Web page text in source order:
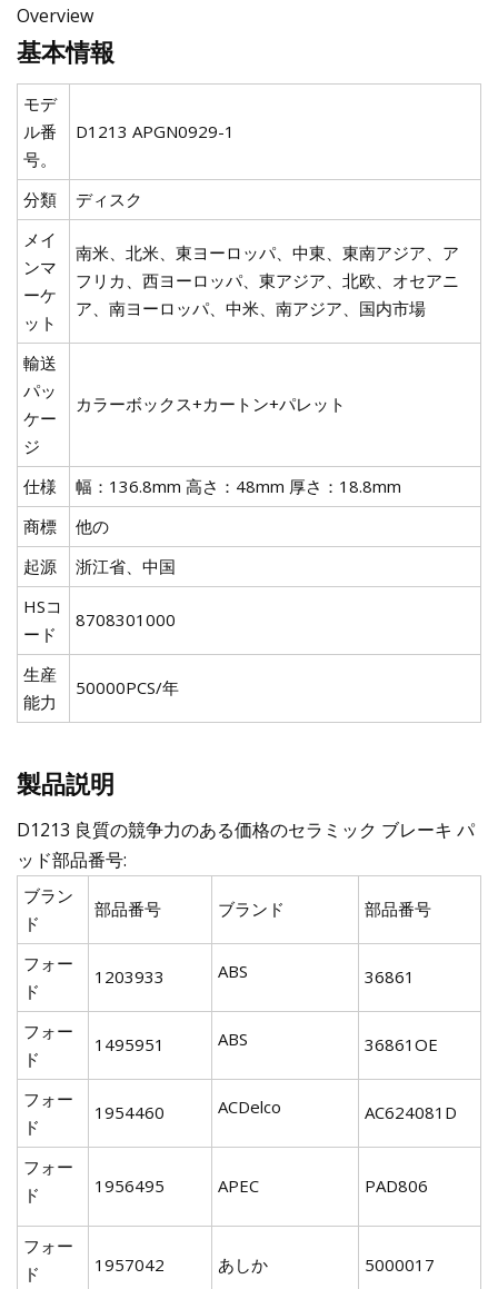
Overview
基本情報
モデ
ル番
号。
D1213 APGN0929-1
分類
ディスク
メイ
ンマ
ーケ
ット
南米、北米、東ヨーロッパ、中東、東南アジア、ア
フリカ、西ヨーロッパ、東アジア、北欧、オセアニ
ア、南ヨーロッパ、中米、南アジア、国内市場
輸送
パッ
ケー
ジ
カラーボックス+カートン+パレット
仕様
幅：136.8mm 高さ：48mm 厚さ：18.8mm
商標
他の
起源
浙江省、中国
HSコ
ード
8708301000
生産
能力
50000PCS/年
製品説明
D1213 良質の競争力のある価格のセラミック ブレーキ パ
ッド部品番号:
ブラン
ド
部品番号 ブランド 部品番号
フォー
ド
1203933 ABS 36861
フォー
ド
1495951 ABS 36861OE
フォー
ド
1954460 ACDelco AC624081D
フォー
ド
1956495 APEC PAD806
フォー
ド
1957042 あしか 5000017